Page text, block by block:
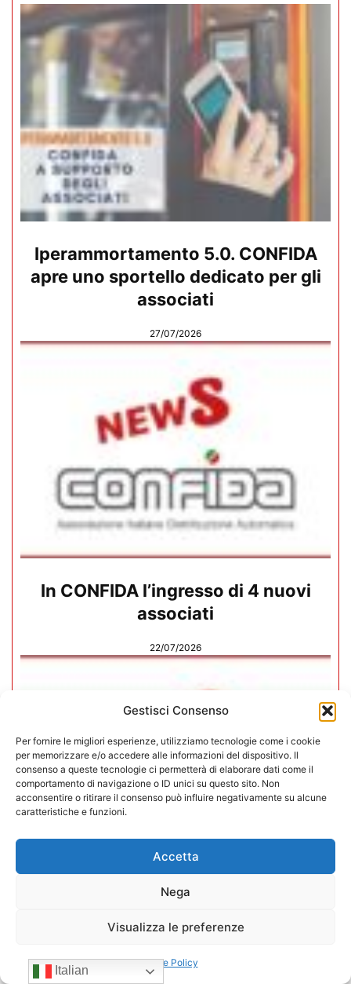
Gestisci Consenso
Per fornire le migliori esperienze, utilizziamo tecnologie come i cookie
per memorizzare e/o accedere alle informazioni del dispositivo. Il
consenso a queste tecnologie ci permetterà di elaborare dati come il
comportamento di navigazione o ID unici su questo sito. Non
acconsentire o ritirare il consenso può influire negativamente su alcune
caratteristiche e funzioni.
Accetta
Nega
Visualizza le preferenze
Cookie Policy
Iperammortamento 5.0. CONFIDA
apre uno sportello dedicato per gli
associati
27/07/2026
In CONFIDA l’ingresso di 4 nuovi
associati
22/07/2026
CONFIDA Servizi srl presenta il
nuovo Consiglio di Amministrazione
17/07/2026
Italian